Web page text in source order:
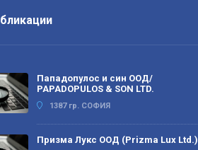
Пападопулос и син ООД/
PAPADOPULOS & SON LTD.
1387 гр. СОФИЯ
Призма Лукс ООД (Prizma Lux Ltd.)